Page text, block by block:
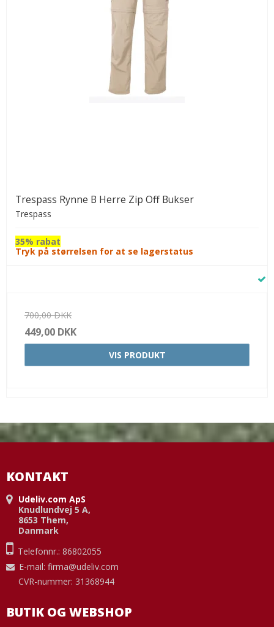
Trespass Rynne B Herre Zip Off Bukser
Trespass
35% rabat
Tryk på størrelsen for at se lagerstatus
700,00 DKK
449,00 DKK
VIS PRODUKT
KONTAKT
Udeliv.com ApS
Knudlundvej 5 A,
8653 Them,
Danmark
Telefonnr.: 86802055
E-mail: firma@udeliv.com
CVR-nummer: 31368944
BUTIK OG WEBSHOP